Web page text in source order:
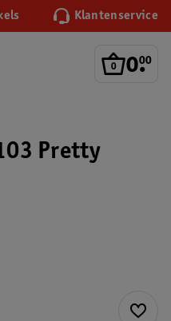
Klantenservice
0.
00
Pretty